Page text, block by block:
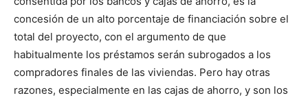
concesión de un alto porcentaje de financiación sobre el
total del proyecto, con el argumento de que
habitualmente los préstamos serán subrogados a los
compradores finales de las viviendas. Pero hay otras
razones, especialmente en las cajas de ahorro, y son los